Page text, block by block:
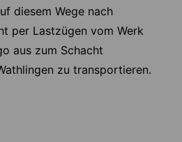
diesem Wege nach
per Lastzügen vom Werk
aus zum Schacht
zu transportieren.